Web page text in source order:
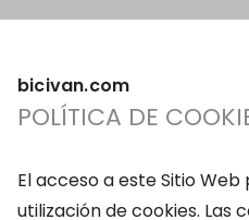
bicivan.com
POLÍTICA DE
El acceso a este Sitio
utilización de cookies. Las